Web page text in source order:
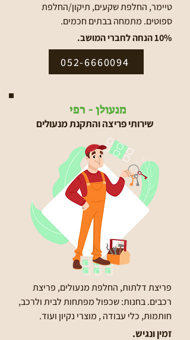
טיימר, החלפת שקעים, תיקון/החלפת
ספוטים. מתמחה בבתים חכמים.
10% הנחה לחברי המושב.
052-6660094
מנעולן - רפי
שירותי פריצה והתקנת מנעולים
פריצת דלתות, החלפת מנעולים, פריצת
רכבים. בחנות: שכפול מפתחות לבית ולרכב,
חותמות, כלי עבודה , מוצרי נקיון ועוד.
זמין ונגיש.